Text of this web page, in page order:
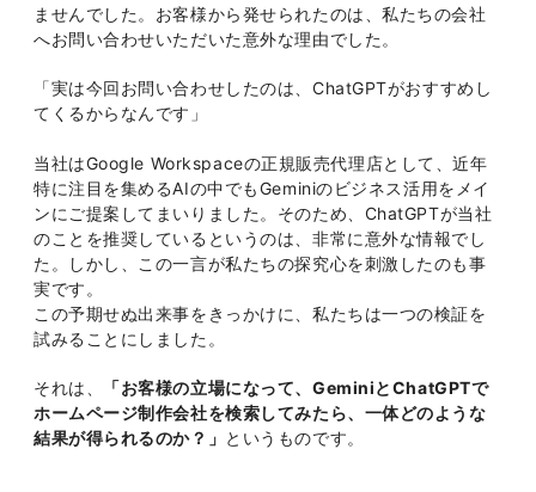
ませんでした。お客様から発せられたのは、私たちの会社
へお問い合わせいただいた意外な理由でした。
「実は今回お問い合わせしたのは、ChatGPTがおすすめし
てくるからなんです」
当社はGoogle Workspaceの正規販売代理店として、近年
特に注目を集めるAIの中でもGeminiのビジネス活用をメイ
ンにご提案してまいりました。そのため、ChatGPTが当社
のことを推奨しているというのは、非常に意外な情報でし
た。しかし、この一言が私たちの探究心を刺激したのも事
実です。
この予期せぬ出来事をきっかけに、私たちは一つの検証を
試みることにしました。
それは、
「お客様の立場になって、GeminiとChatGPTで
ホームページ制作会社を検索してみたら、一体どのような
結果が得られるのか？」 というものです。